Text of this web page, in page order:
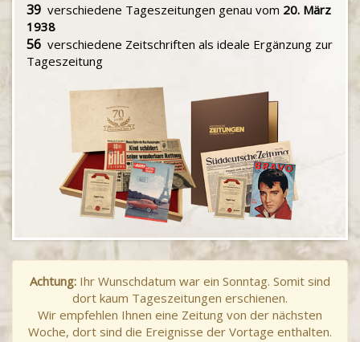
39 verschiedene Tageszeitungen genau vom 20. März
1938
56 verschiedene Zeitschriften als ideale Ergänzung zur
Tageszeitung
Achtung: Ihr Wunschdatum war ein Sonntag. Somit sind
dort kaum Tageszeitungen erschienen.
Wir empfehlen Ihnen eine Zeitung von der nächsten
Woche, dort sind die Ereignisse der Vortage enthalten.